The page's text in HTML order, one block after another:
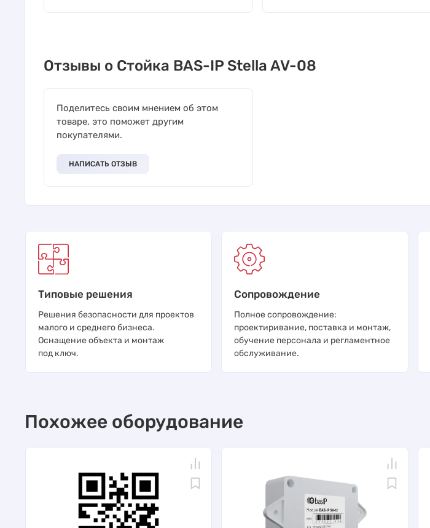
Отзывы о Стойка BAS-IP Stella AV-08
Поделитесь своим мнением об этом
товаре, это поможет другим
покупателями.
НАПИСАТЬ ОТЗЫВ
Типовые решения
Решения безопасности для проектов
малого и среднего бизнеса.
Оснащение объекта и монтаж
под ключ.
Сопровождение
Полное сопровождение:
проектиривание, поставка и монтаж,
обучение персонала и регламентное
обслуживание.
Похожее оборудование